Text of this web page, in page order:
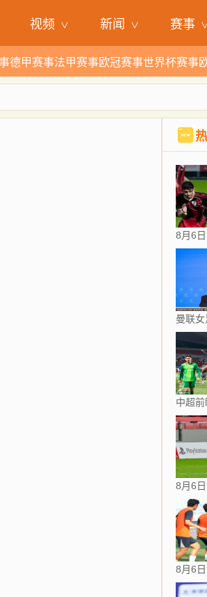
视频 新闻 赛事
德甲赛事法甲赛事欧冠赛事世界杯赛事